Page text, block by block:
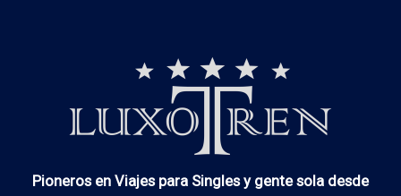
Pioneros en Viajes para Singles y gente sola desde